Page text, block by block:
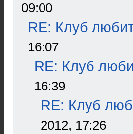
09:00
RE: Клуб
16:07
RE: Клуб
16:39
RE: Клуб
2012, 17:26